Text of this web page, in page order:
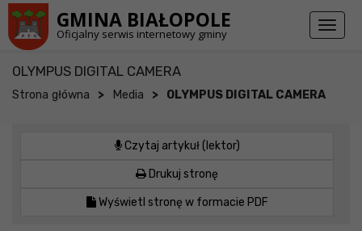
GMINA BIAŁOPOLE
Oficjalny serwis internetowy gminy
Toggle
OLYMPUS DIGITAL CAMERA
Strona główna > Media > OLYMPUS DIGITAL CAMERA
Czytaj artykuł (lektor)
Drukuj stronę
Wyświetl stronę w formacie PDF